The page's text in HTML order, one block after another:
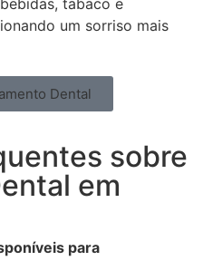
um sorriso mais
Dental
sobre
em
para